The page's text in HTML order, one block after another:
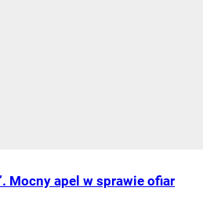
Mocny apel w sprawie ofiar